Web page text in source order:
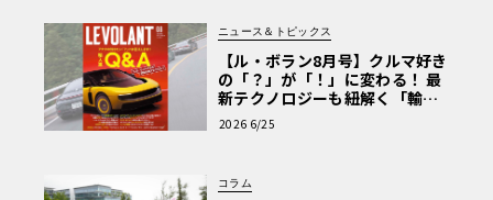
ニュース＆トピックス
【ル・ボラン8月号】クルマ好き
の「？」が「！」に変わる！ 最
新テクノロジーも紐解く「輸入
車Q&A」
2026 6/25
コラム